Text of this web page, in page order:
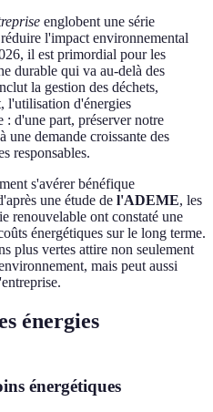
englobent une série
l'impact environnemental
il est primordial pour les
durable qui va au-delà des
la gestion des déchets,
l'utilisation d'énergies
: d'une part, préserver notre
une demande croissante des
responsables.
s'avérer bénéfique
une étude de l'ADEME, les
renouvelable ont constaté une
énergétiques sur le long terme.
plus vertes attire non seulement
mais peut aussi
énergies
énergétiques